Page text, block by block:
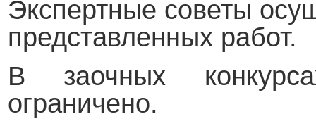
Экспертные советы
представленных работ.
В заочных
ограничено.